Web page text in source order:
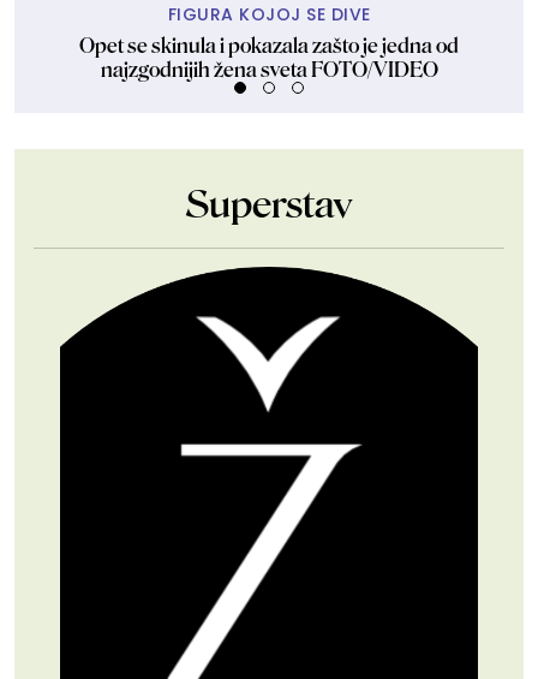
FIGURA KOJOJ SE DIVE
Opet se skinula i pokazala zašto je jedna od
najzgodnijih žena sveta FOTO/VIDEO
Superstav